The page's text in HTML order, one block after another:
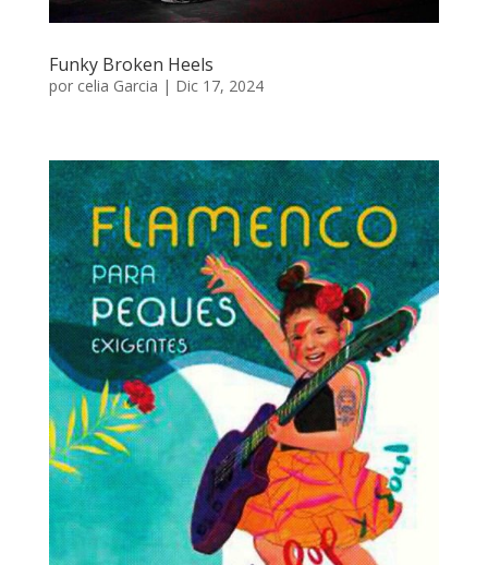
Funky Broken Heels
por celia Garcia | Dic 17, 2024